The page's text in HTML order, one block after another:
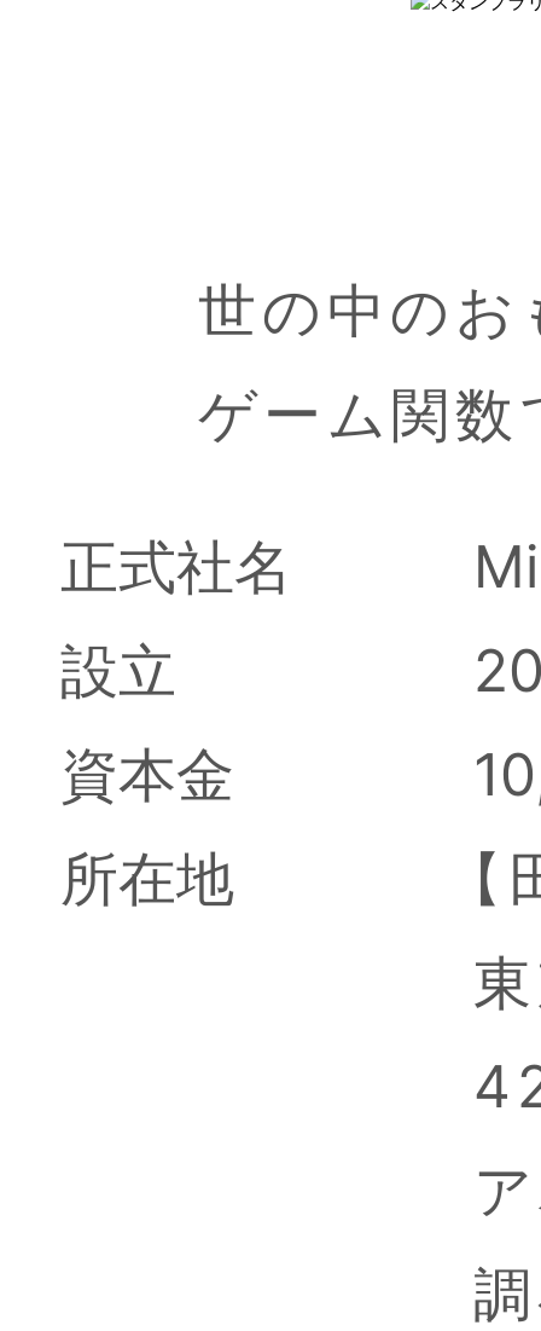
世の中の
ゲーム関
正式社名
設立
資本金
所在地